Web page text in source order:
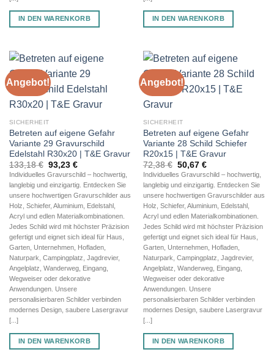
IN DEN WARENKORB IN DEN WARENKORB
Angebot!
SICHERHEIT
Betreten auf eigene Gefahr
Variante 29 Gravurschild
Edelstahl R30x20 | T&E Gravur
133,18€ Ursprünglicher
Preis
133,18 €
93,23 €Aktueller
Preis
93,23 €.
Individuelles Gravurschild – hochwertig,
langlebig und einzigartig. Entdecken Sie
unsere hochwertigen Gravurschilder aus
Holz, Schiefer, Aluminium, Edelstahl,
Acryl und edlen Materialkombinationen.
Jedes Schild wird mit höchster Präzision
gefertigt und eignet sich ideal für Haus,
Garten, Unternehmen, Hofladen,
Naturpark, Campingplatz, Jagdrevier,
Angelplatz, Wanderweg, Eingang,
Wegweiser oder dekorative
Anwendungen. Unsere
personalisierbaren Schilder verbinden
modernes Design, saubere Lasergravur
[...]
IN DEN WARENKORB
Angebot!
SICHERHEIT
Betreten auf eigene Gefahr
Variante 28 Schild Schiefer
R20x15 | T&E Gravur
72,38€ Ursprünglicher
Preis
72,38 €
50,67 €Aktueller
Preis
50,67 €.
Individuelles Gravurschild – hochwertig,
langlebig und einzigartig. Entdecken Sie
unsere hochwertigen Gravurschilder aus
Holz, Schiefer, Aluminium, Edelstahl,
Acryl und edlen Materialkombinationen.
Jedes Schild wird mit höchster Präzision
gefertigt und eignet sich ideal für Haus,
Garten, Unternehmen, Hofladen,
Naturpark, Campingplatz, Jagdrevier,
Angelplatz, Wanderweg, Eingang,
Wegweiser oder dekorative
Anwendungen. Unsere
personalisierbaren Schilder verbinden
modernes Design, saubere Lasergravur
[...]
IN DEN WARENKORB